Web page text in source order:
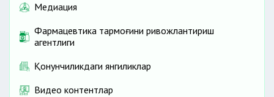
Медиация
Фармацевтика тармоғини ривожлантириш
агентлиги
Қонунчиликдаги янгиликлар
Видео контентлар